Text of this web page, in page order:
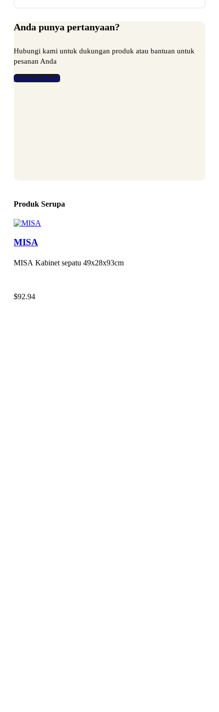
Anda punya pertanyaan?
Hubungi kami untuk dukungan produk atau bantuan untuk
pesanan Anda
Hubungi Kami
Produk Serupa
MISA
MISA Kabinet sepatu 49x28x93cm
$92.94